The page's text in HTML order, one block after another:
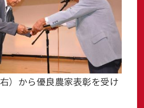
）から優良農家表彰を受け